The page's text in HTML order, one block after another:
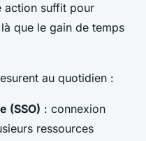
action suffit pour
que le gain de temps
au quotidien :
(SSO) : connexion
ressources